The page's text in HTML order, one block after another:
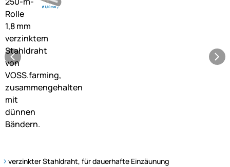
verzinkter Stahldraht, für dauerhafte Einzäunung